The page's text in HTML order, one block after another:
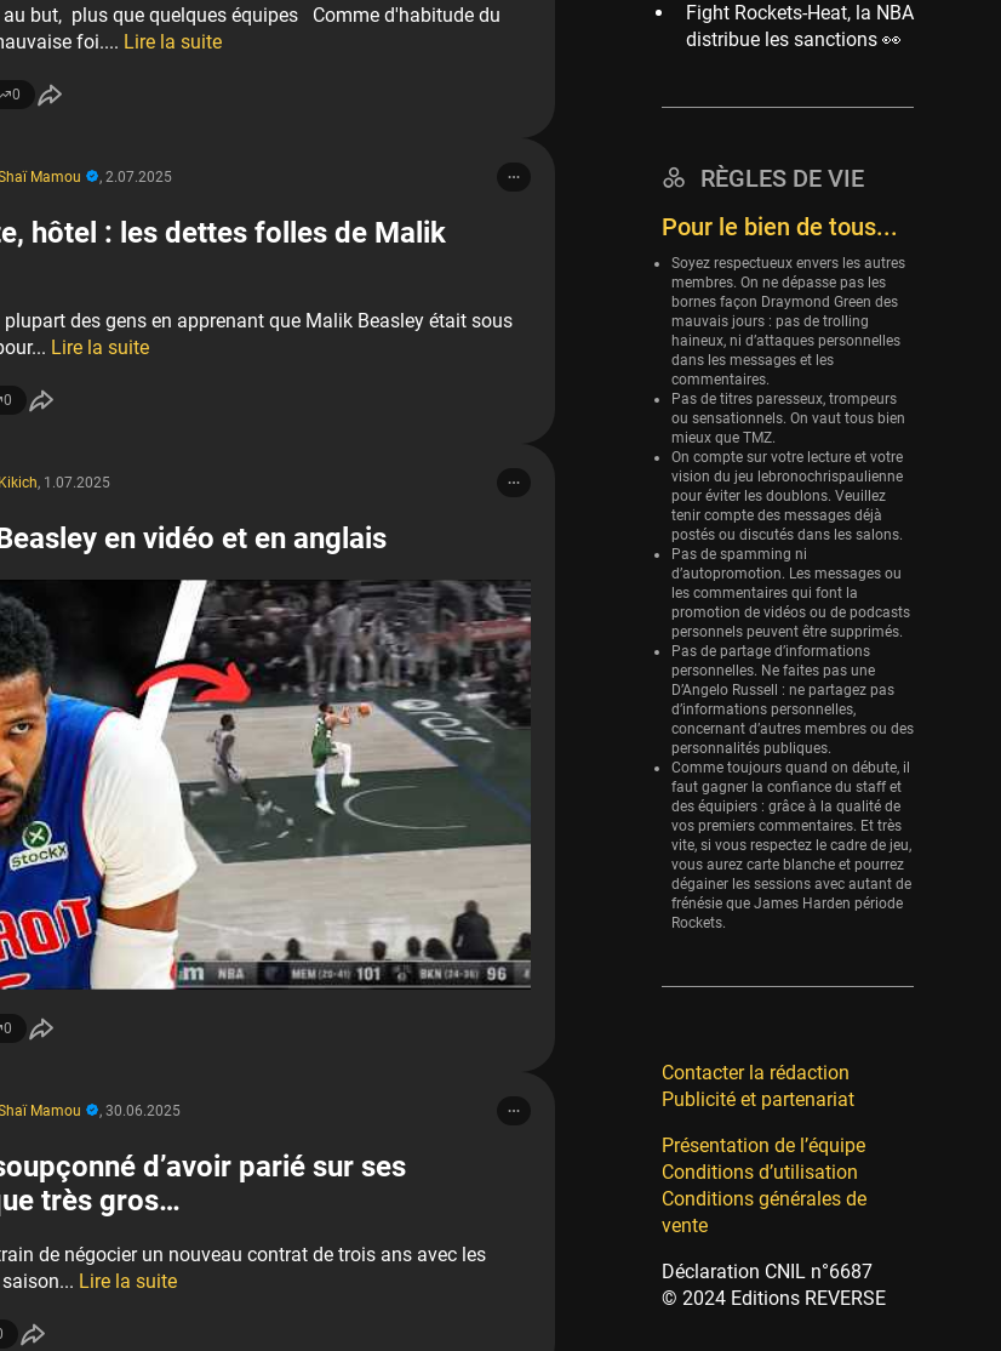
but, plus que quelques équipes Comme d'habitude du
foi.... Lire la suite
0
Mamou , 2.07.2025
hôtel : les dettes folles de Malik
plupart des gens en apprenant que Malik Beasley était sous
Lire la suite
0
Kikich, 1.07.2025
en vidéo et en anglais
0
Mamou , 30.06.2025
d’avoir parié sur ses
très gros…
de négocier un nouveau contrat de trois ans avec les
Lire la suite
Fight Rockets-Heat, la NBA
distribue les sanctions 👀
RÈGLES DE VIE
Pour le bien de tous...
Soyez respectueux envers les autres
membres. On ne dépasse pas les
bornes façon Draymond Green des
mauvais jours : pas de trolling
haineux, ni d’attaques personnelles
dans les messages et les
commentaires.
Pas de titres paresseux, trompeurs
ou sensationnels. On vaut tous bien
mieux que TMZ.
On compte sur votre lecture et votre
vision du jeu lebronochrispaulienne
pour éviter les doublons. Veuillez
tenir compte des messages déjà
postés ou discutés dans les salons.
Pas de spamming ni
d’autopromotion. Les messages ou
les commentaires qui font la
promotion de vidéos ou de podcasts
personnels peuvent être supprimés.
Pas de partage d’informations
personnelles. Ne faites pas une
D’Angelo Russell : ne partagez pas
d’informations personnelles,
concernant d’autres membres ou des
personnalités publiques.
Comme toujours quand on débute, il
faut gagner la confiance du staff et
des équipiers : grâce à la qualité de
vos premiers commentaires. Et très
vite, si vous respectez le cadre de jeu,
vous aurez carte blanche et pourrez
dégainer les sessions avec autant de
frénésie que James Harden période
Rockets.
Contacter la rédaction
Publicité et partenariat
Présentation de l’équipe
Conditions d’utilisation
Conditions générales de
vente
Déclaration CNIL n°6687
© 2024 Editions REVERSE